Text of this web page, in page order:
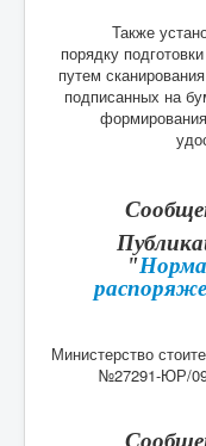
Также
порядку
путем
подписанных на
"
Министерство
№27291-ЮР/